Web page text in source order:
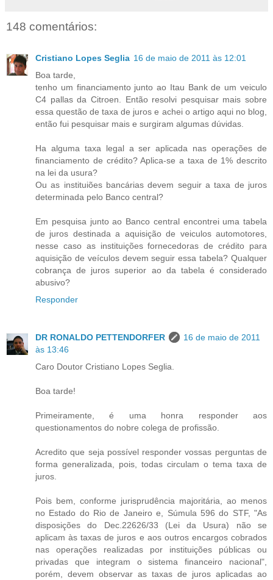
148 comentários:
Cristiano Lopes Seglia 16 de maio de 2011 às 12:01
Boa tarde,
tenho um financiamento junto ao Itau Bank de um veiculo
C4 pallas da Citroen. Então resolvi pesquisar mais sobre
essa questão de taxa de juros e achei o artigo aqui no blog,
então fui pesquisar mais e surgiram algumas dúvidas.
Ha alguma taxa legal a ser aplicada nas operações de
financiamento de crédito? Aplica-se a taxa de 1% descrito
na lei da usura?
Ou as instituiões bancárias devem seguir a taxa de juros
determinada pelo Banco central?
Em pesquisa junto ao Banco central encontrei uma tabela
de juros destinada a aquisição de veiculos automotores,
nesse caso as instituições fornecedoras de crédito para
aquisição de veículos devem seguir essa tabela? Qualquer
cobrança de juros superior ao da tabela é considerado
abusivo?
Responder
DR RONALDO PETTENDORFER
16 de maio de 2011
às 13:46
Caro Doutor Cristiano Lopes Seglia.
Boa tarde!
Primeiramente, é uma honra responder aos
questionamentos do nobre colega de profissão.
Acredito que seja possível responder vossas perguntas de
forma generalizada, pois, todas circulam o tema taxa de
juros.
Pois bem, conforme jurisprudência majoritária, ao menos
no Estado do Rio de Janeiro e, Súmula 596 do STF, "As
disposições do Dec.22626/33 (Lei da Usura) não se
aplicam às taxas de juros e aos outros encargos cobrados
nas operações realizadas por instituições públicas ou
privadas que integram o sistema financeiro nacional",
porém, devem observar as taxas de juros aplicadas ao